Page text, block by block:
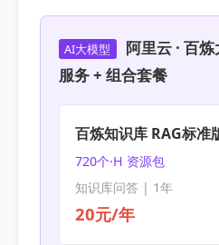
AI大模型
阿里云 · 百
服务 + 组合套餐
百炼知识库 RAG标准
720个·H 资源包
知识库问答 | 1年
20元/年